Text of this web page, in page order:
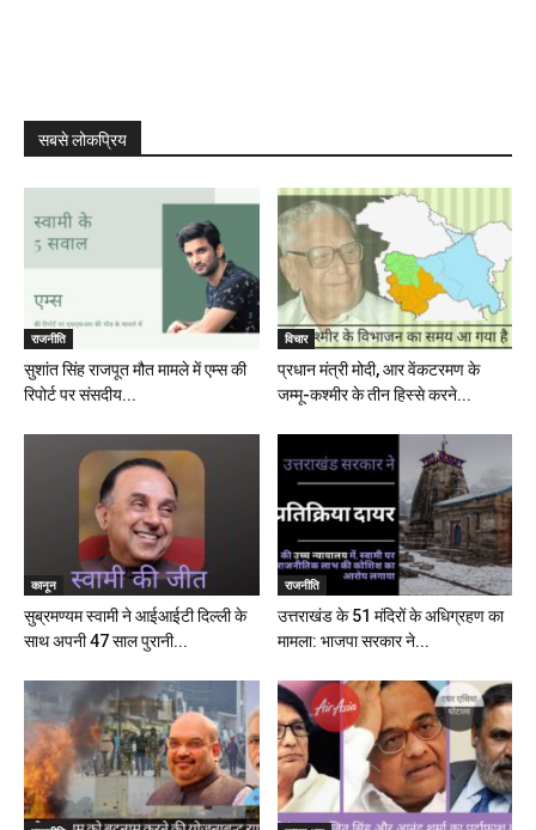
सबसे लोकप्रिय
राजनीति
सुशांत सिंह राजपूत मौत मामले में एम्स की
रिपोर्ट पर संसदीय...
विचार
प्रधान मंत्री मोदी, आर वेंकटरमण के
जम्मू-कश्मीर के तीन हिस्से करने...
कानून
सुब्रमण्यम स्वामी ने आईआईटी दिल्ली के
साथ अपनी 47 साल पुरानी...
राजनीति
उत्तराखंड के 51 मंदिरों के अधिग्रहण का
मामला: भाजपा सरकार ने...